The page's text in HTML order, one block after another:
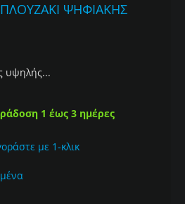
ΨΗΦΙΑΚΗΣ
υψηλής...
1 έως 3 ημέρες
με 1-κλικ